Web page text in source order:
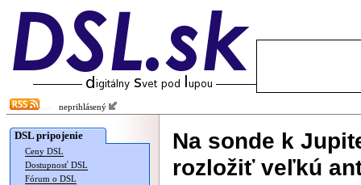
neprihlásený
DSL pripojenie
Ceny DSL
Dostupnosť DSL
Fórum o DSL
Na sonde k
rozložiť veľkú